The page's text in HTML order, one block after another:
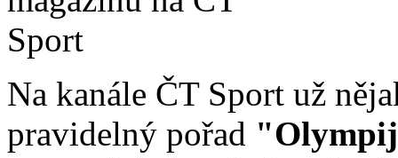
Na kanále ČT Sport už
pravidelný pořad